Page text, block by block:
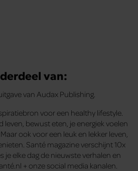
van:
van Audax Publishing.
voor een healthy lifestyle.
leven, bewust eten, je energiek voelen
ook voor een leuk en lekker leven,
Santé magazine verschijnt 10x
je elke dag de nieuwste verhalen en
+ onze social media kanalen.